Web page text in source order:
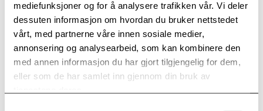
mediefunksjoner og for å analysere trafikken vår. Vi deler
dessuten informasjon om hvordan du bruker nettstedet
vårt, med partnerne våre innen sosiale medier,
annonsering og analysearbeid, som kan kombinere den
med annen informasjon du har gjort tilgjengelig for dem,
eller som de har samlet inn gjennom din bruk av
Gruppa Positiv Puls slo an tonen i Olavstonen og sørget for en
flott start på gudstjenesten.